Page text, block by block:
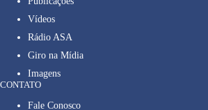
Vídeos
Rádio ASA
Giro na Mídia
Imagens
CONTATO
Fale Conosco